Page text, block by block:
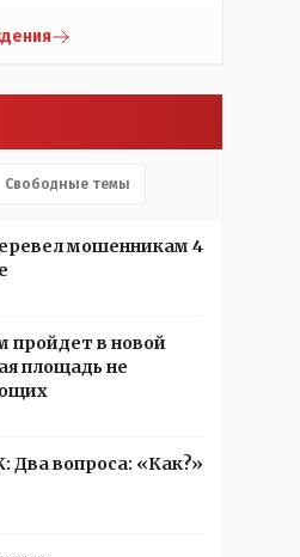
Кто звонил? От кого
Свободные темы
мошенникам 4
пройдет в новой
площадь не
вопроса: «Как?»